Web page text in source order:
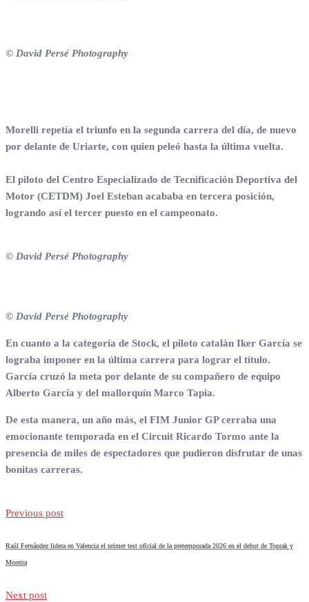
© David Persé Photography
Morelli repetía el triunfo en la segunda carrera del día, de nuevo
por delante de Uriarte, con quien peleó hasta la última vuelta.
El piloto del Centro Especializado de Tecnificación Deportiva del
Motor (CETDM) Joel Esteban acababa en tercera posición,
logrando así el tercer puesto en el campeonato.
© David Persé Photography
© David Persé Photography
En cuanto a la categoría de Stock, el piloto catalán Iker García se
lograba imponer en la última carrera para lograr el título.
García cruzó la meta por delante de su compañero de equipo
Alberto García y del mallorquín Marco Tapia.
De esta manera, un año más, el FIM Junior GP cerraba una
emocionante temporada en el Circuit Ricardo Tormo ante la
presencia de miles de espectadores que pudieron disfrutar de unas
bonitas carreras.
Previous post
Raúl Fernández lidera en Valencia el primer test oficial de la pretemporada 2026 en el debut de Toprak y
Moreira
Next post